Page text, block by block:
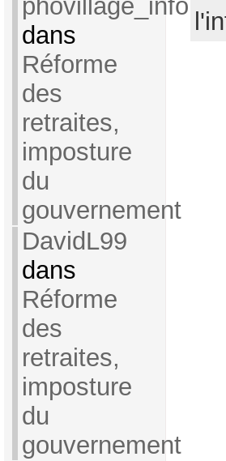
phovillage_info
dans
Réforme
des
retraites,
imposture
du
gouvernement
DavidL99
dans
Réforme
des
retraites,
imposture
du
gouvernement